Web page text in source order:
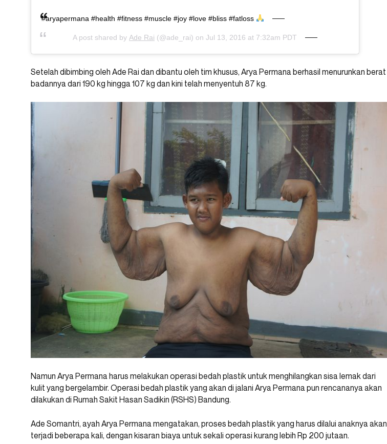
#aryapermana #health #fitness #muscle #joy #love #bliss #fatloss
A post shared by Ade Rai (@ade_rai) on Jul 13, 2016 at 7:32am PDT
Setelah dibimbing oleh Ade Rai dan dibantu oleh tim khusus, Arya Permana berhasil menurunkan berat
badannya dari 190 kg hingga 107 kg dan kini telah menyentuh 87 kg.
Namun Arya Permana harus melakukan operasi bedah plastik untuk menghilangkan sisa lemak dari
kulit yang bergelambir. Operasi bedah plastik yang akan di jalani Arya Permana pun rencananya akan
dilakukan di Rumah Sakit Hasan Sadikin (RSHS) Bandung.
Ade Somantri, ayah Arya Permana mengatakan, proses bedah plastik yang harus dilalui anaknya akan
terjadi beberapa kali, dengan kisaran biaya untuk sekali operasi kurang lebih Rp 200 jutaan.